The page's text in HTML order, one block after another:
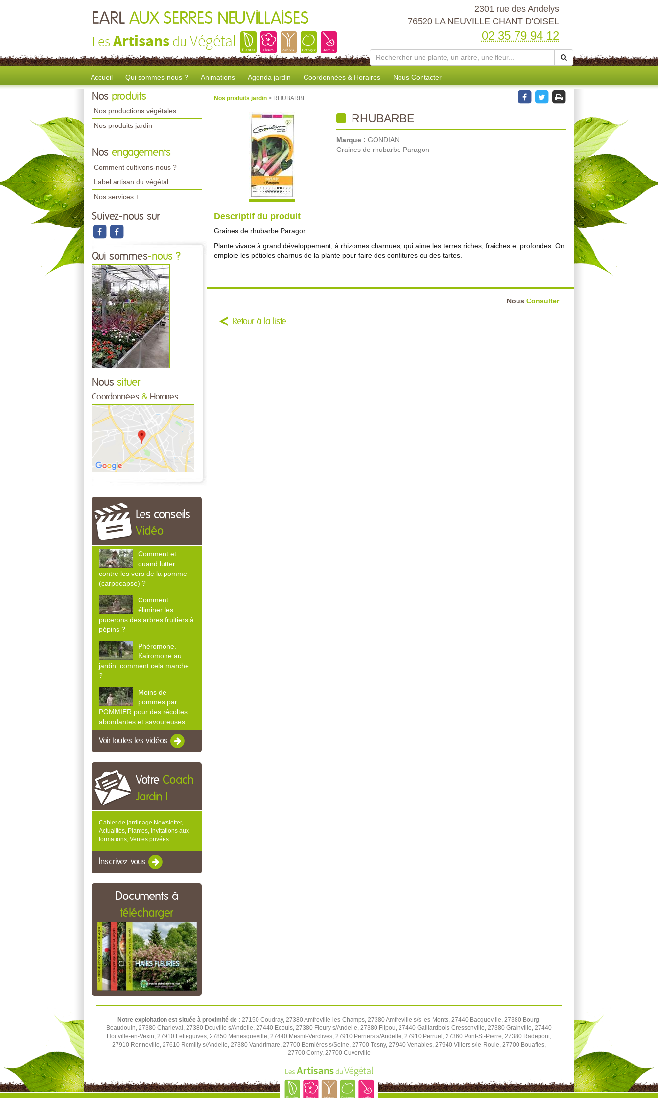
EARL AUX SERRES NEUVILLAISES
LesArtisans du Végétal
2301 rue des Andelys
76520 LA NEUVILLE CHANT D'OISEL
02 35 79 94 12
Accueil Qui sommes-nous ? Animations Agenda jardin Coordonnées & Horaires Nous Contacter
Nos produits
Nos productions végétales
Nos produits jardin
Nos engagements
Comment cultivons-nous ?
Label artisan du végétal
Nos services +
Suivez-nous sur
Qui sommes-nous ?
Nous situer
Coordonnées & Horaires
Les conseils
Vidéo
Comment et
quand lutter
contre les vers de la pomme
(carpocapse) ?
Comment
éliminer les
pucerons des arbres fruitiers à
pépins ?
Phéromone,
Kairomone au
jardin, comment cela marche
?
Moins de
pommes par
POMMIER pour des récoltes
abondantes et savoureuses
Voir toutes les vidéos
Votre Coach
Jardin !
Cahier de jardinage Newsletter,
Actualités, Plantes, Invitations aux
formations, Ventes privées...
Inscrivez-vous
Documents à
télécharger
Nos produits jardin > RHUBARBE
RHUBARBE
Marque : GONDIAN
Graines de rhubarbe Paragon
Descriptif du produit
Graines de rhubarbe Paragon.
Plante vivace à grand développement, à rhizomes charnues, qui aime les terres riches, fraiches et profondes. On
emploie les pétioles charnus de la plante pour faire des confitures ou des tartes.
Nous Consulter
Retour à la liste
Notre exploitation est située à proximité de : 27150 Coudray, 27380 Amfreville-les-Champs, 27380 Amfreville s/s les-Monts, 27440 Bacqueville, 27380 Bourg-
Beaudouin, 27380 Charleval, 27380 Douville s/Andelle, 27440 Ecouis, 27380 Fleury s/Andelle, 27380 Flipou, 27440 Gaillardbois-Cressenville, 27380 Grainville, 27440
Houville-en-Vexin, 27910 Letteguives, 27850 Ménesqueville, 27440 Mesnil-Verclives, 27910 Perriers s/Andelle, 27910 Perruel, 27360 Pont-St-Pierre, 27380 Radepont,
27910 Renneville, 27610 Romilly s/Andelle, 27380 Vandrimare, 27700 Bernières s/Seine, 27700 Tosny, 27940 Venables, 27940 Villers s/le-Roule, 27700 Bouafles,
27700 Corny, 27700 Cuverville